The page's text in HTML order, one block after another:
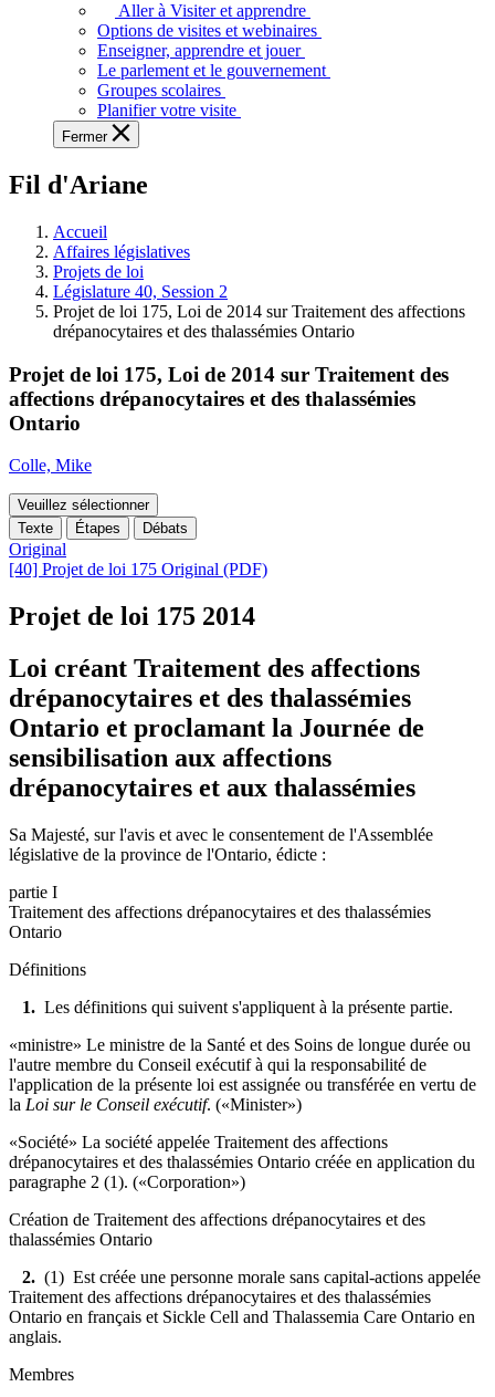
voir,
apprendre
et
à
à
législative.
Aller à Visiter et apprendre
Options de visites et webinaires
Enseigner, apprendre et jouer
Le parlement et le gouvernement
Groupes scolaires
Planifier votre visite
Fermer
Fil d'Ariane
Accueil
Affaires législatives
Projets de loi
Législature 40, Session 2
Projet de loi 175, Loi de 2014 sur Traitement des affections
drépanocytaires et des thalassémies Ontario
Projet de loi 175, Loi de 2014 sur Traitement des
affections drépanocytaires et des thalassémies
Ontario
Colle, Mike
Veuillez sélectionner
Texte
Étapes Débats
Original
[40] Projet de loi 175 Original (PDF)
Projet de loi 175 2014
Loi créant Traitement des affections
drépanocytaires et des thalassémies
Ontario et proclamant la Journée de
sensibilisation aux affections
drépanocytaires et aux thalassémies
Sa Majesté, sur l'avis et avec le consentement de l'Assemblée
législative de la province de l'Ontario, édicte :
partie I
Traitement des affections drépanocytaires et des thalassémies
Ontario
Définitions
1. Les définitions qui suivent s'appliquent à la présente partie.
«ministre» Le ministre de la Santé et des Soins de longue durée ou
l'autre membre du Conseil exécutif à qui la responsabilité de
l'application de la présente loi est assignée ou transférée en vertu de
la Loi sur le Conseil exécutif. («Minister»)
«Société» La société appelée Traitement des affections
drépanocytaires et des thalassémies Ontario créée en application du
paragraphe 2 (1). («Corporation»)
Création de Traitement des affections drépanocytaires et des
thalassémies Ontario
2. (1) Est créée une personne morale sans capital-actions appelée
Traitement des affections drépanocytaires et des thalassémies
Ontario en français et Sickle Cell and Thalassemia Care Ontario en
anglais.
Membres